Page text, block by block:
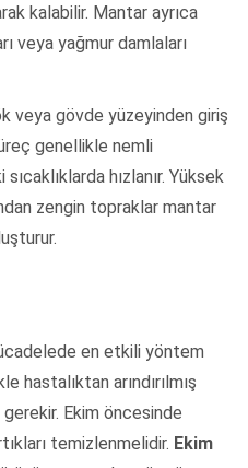
kalabilir. Mantar ayrıca
veya yağmur damlaları
veya gövde yüzeyinden giriş
genellikle nemli
hızlanır. Yüksek
zengin topraklar mantar
en etkili yöntem
hastalıktan arındırılmış
gerekir. Ekim öncesinde
temizlenmelidir. Ekim